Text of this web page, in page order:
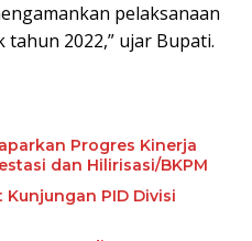
pelaksanaan
tahun 2022,” ujar Bupati.
Progres Kinerja
dan Hilirisasi/BKPM
PID Divisi